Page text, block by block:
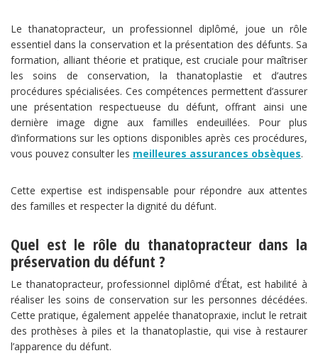
Le thanatopracteur, un professionnel diplômé, joue un rôle
essentiel dans la conservation et la présentation des défunts. Sa
formation, alliant théorie et pratique, est cruciale pour maîtriser
les soins de conservation, la thanatoplastie et d’autres
procédures spécialisées. Ces compétences permettent d’assurer
une présentation respectueuse du défunt, offrant ainsi une
dernière image digne aux familles endeuillées. Pour plus
d’informations sur les options disponibles après ces procédures,
vous pouvez consulter les meilleures assurances obsèques.
Cette expertise est indispensable pour répondre aux attentes
des familles et respecter la dignité du défunt.
Quel est le rôle du thanatopracteur dans la
préservation du défunt ?
Le thanatopracteur, professionnel diplômé d’État, est habilité à
réaliser les soins de conservation sur les personnes décédées.
Cette pratique, également appelée thanatopraxie, inclut le retrait
des prothèses à piles et la thanatoplastie, qui vise à restaurer
l’apparence du défunt.